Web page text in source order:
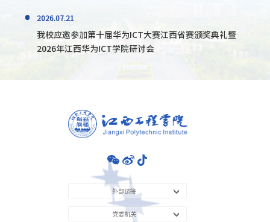
2026.07.21
我校应邀参加第十届华为ICT大赛江西省赛颁奖典礼暨
2026年江西华为ICT学院研讨会
外部链接
党委机关